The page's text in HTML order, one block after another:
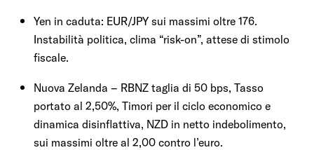
Yen in caduta: EUR/JPY sui massimi oltre 176.
Instabilità politica, clima “risk-on”, attese di stimolo
fiscale.
Nuova Zelanda – RBNZ taglia di 50 bps, Tasso
portato al 2,50%, Timori per il ciclo economico e
dinamica disinflattiva, NZD in netto indebolimento,
sui massimi oltre al 2,00 contro l’euro.